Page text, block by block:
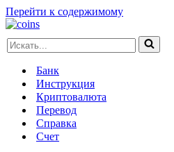
Перейти к содержимому
Искать...
Банк
Инструкция
Криптовалюта
Перевод
Справка
Счет